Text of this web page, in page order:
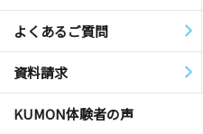
よくあるご質問
資料請求
KUMON体験者の声